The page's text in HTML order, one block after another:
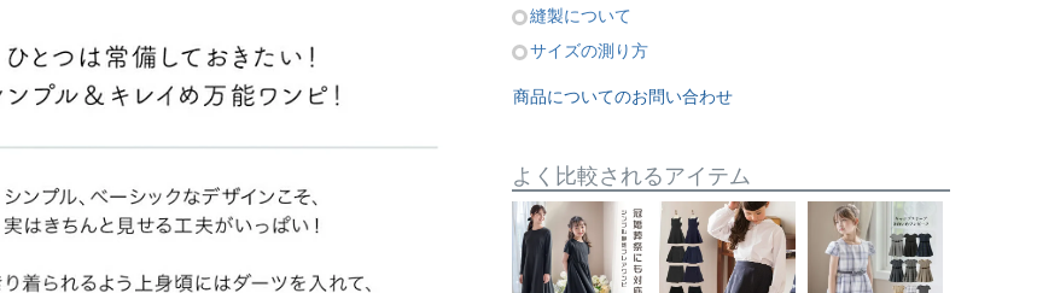
縫製について
サイズの測り方
商品についてのお問い合わせ
よく比較されるアイテム